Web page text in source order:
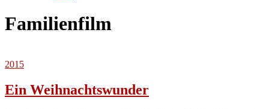
Familienfilm
2015
Ein Weihnachtswunder